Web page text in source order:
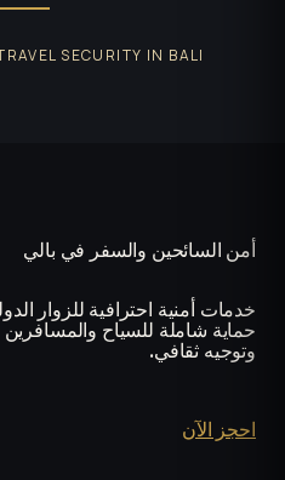
SECURITY IN BALI
أمن السائحين والسفر في بالي
خدمات أمنية احترافية للزوار
حماية شاملة للسياح
وتوجيه ثقافي.
احجز الآن